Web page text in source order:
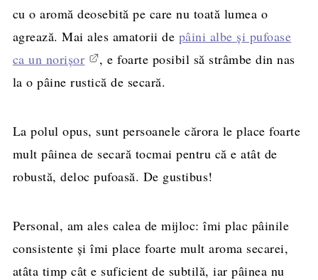
cu o aromă deosebită pe care nu toată lumea o
agrează. Mai ales amatorii de pâini albe și pufoase
ca un norișor
, e foarte posibil să strâmbe din nas
la o pâine rustică de secară.
La polul opus, sunt persoanele cărora le place foarte
mult pâinea de secară tocmai pentru că e atât de
robustă, deloc pufoasă. De gustibus!
Personal, am ales calea de mijloc: îmi plac pâinile
consistente și îmi place foarte mult aroma secarei,
atâta timp cât e suficient de subtilă, iar pâinea nu